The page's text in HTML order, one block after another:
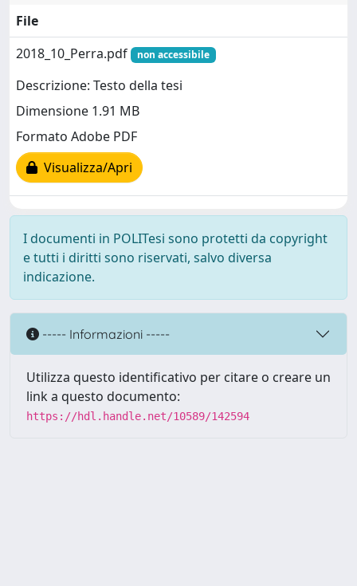
File
2018_10_Perra.pdf
non accessibile
Descrizione: Testo della tesi
Dimensione 1.91 MB
Formato Adobe PDF
Visualizza/Apri
I documenti in POLITesi sono protetti da copyright
e tutti i diritti sono riservati, salvo diversa
indicazione.
----- Informazioni -----
Utilizza questo identificativo per citare o creare un
link a questo documento:
https://hdl.handle.net/10589/142594